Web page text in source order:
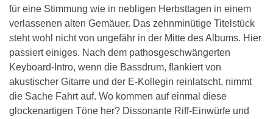
für eine Stimmung wie in nebligen Herbsttagen in einem
verlassenen alten Gemäuer. Das zehnminütige Titelstück
steht wohl nicht von ungefähr in der Mitte des Albums. Hier
passiert einiges. Nach dem pathosgeschwängerten
Keyboard-Intro, wenn die Bassdrum, flankiert von
akustischer Gitarre und der E-Kollegin reinlatscht, nimmt
die Sache Fahrt auf. Wo kommen auf einmal diese
glockenartigen Töne her? Dissonante Riff-Einwürfe und